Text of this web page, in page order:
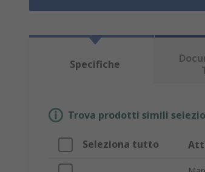
Specifiche
Trova prodotti simili
Seleziona tutto